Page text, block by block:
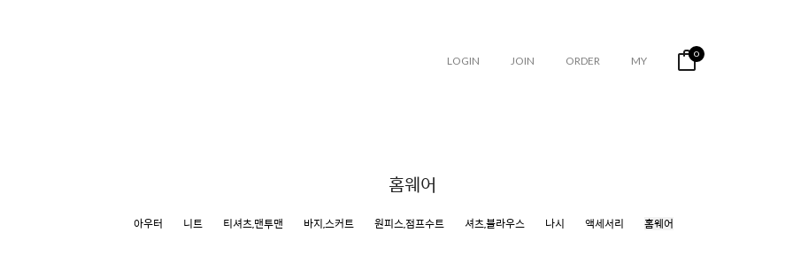
LOGIN JOIN ORDER MY 0
홈웨어
아우터 니트 티셔츠,맨투맨 바지,스커트 원피스,점프수트 셔츠,블라우스 나시 액세서리 홈웨어